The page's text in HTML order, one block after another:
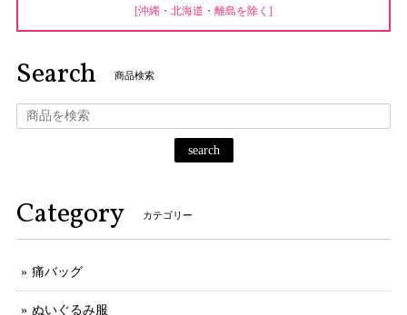
[沖縄・北海道・離島を除く]
Search 商品検索
search
Category カテゴリー
痛バッグ
ぬいぐるみ服